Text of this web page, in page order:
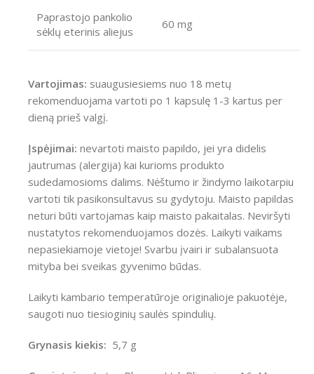
Paprastojo pankolio
sėklų eterinis aliejus
60 mg
Vartojimas: suaugusiesiems nuo 18 metų
rekomenduojama vartoti po 1 kapsulę 1-3 kartus per
dieną prieš valgį.
Įspėjimai: nevartoti maisto papildo, jei yra didelis
jautrumas (alergija) kai kurioms produkto
sudedamosioms dalims. Nėštumo ir žindymo laikotarpiu
vartoti tik pasikonsultavus su gydytoju. Maisto papildas
neturi būti vartojamas kaip maisto pakaitalas. Neviršyti
nustatytos rekomenduojamos dozės. Laikyti vaikams
nepasiekiamoje vietoje! Svarbu įvairi ir subalansuota
mityba bei sveikas gyvenimo būdas.
Laikyti kambario temperatūroje originalioje pakuotėje,
saugoti nuo tiesioginių saulės spindulių.
Grynasis kiekis: 5,7 g